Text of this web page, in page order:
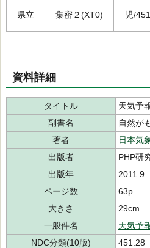
県立 集密２(XT0) 児/
資料詳細
タイトル
天気予
副書名
自然が
著者
日本気
出版者
PHP研
出版年
2011.9
ページ数
63p
大きさ
29cm
一般件名
天気予
NDC分類(10版)
451.28